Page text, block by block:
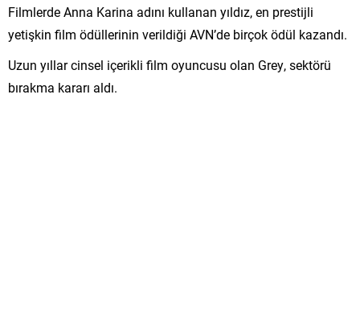
Filmlerde Anna Karina adını kullanan yıldız, en prestijli
yetişkin film ödüllerinin verildiği AVN’de birçok ödül kazandı.
Uzun yıllar cinsel içerikli film oyuncusu olan Grey, sektörü
bırakma kararı aldı.